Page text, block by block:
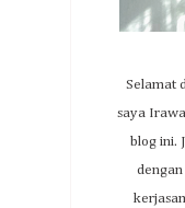
Selamat
saya
blog ini.